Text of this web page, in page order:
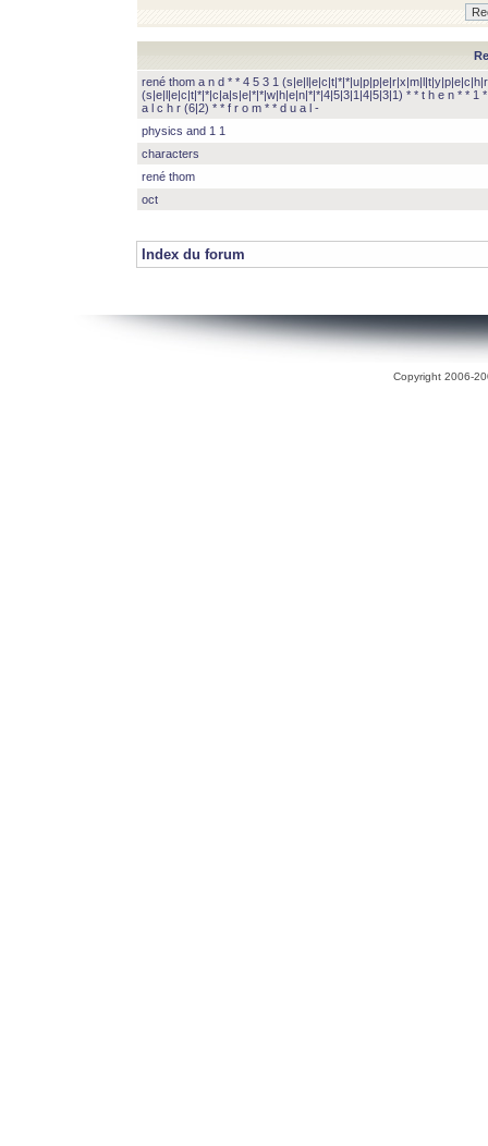
rené thom a n d * * 4 5 3 1
(s|e|l|e|c|t|*|*|c|a|s|e|*|*|w|h|e|n|*|*|4|5|3|1|4|5|3|1) * * t h e n * * 1
a l c h r (6|2) * * f r o m * * d u a l -
physics and 1 1
characters
rené thom
oct
Index du forum
Copyright 2006-